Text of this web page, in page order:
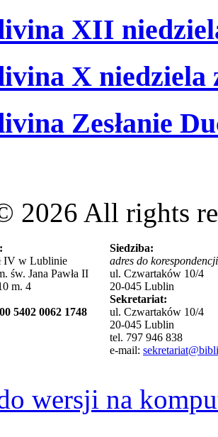
XII
X niedziela
Zesłanie
2026 All rights
IV w Lublinie
św. Jana Pawła II
m. 4
5402 0062 1748
Siedziba:
adres do
ul. Czwartaków 10/4
20-045 Lublin
Sekretariat:
ul. Czwartaków 10/4
20-045 Lublin
tel. 797 946 838
e-mail:
wersji na